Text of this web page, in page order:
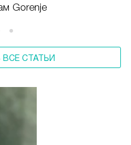
Gorenje
СТАТЬИ